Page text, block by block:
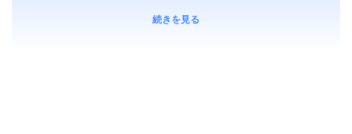
続きを見る